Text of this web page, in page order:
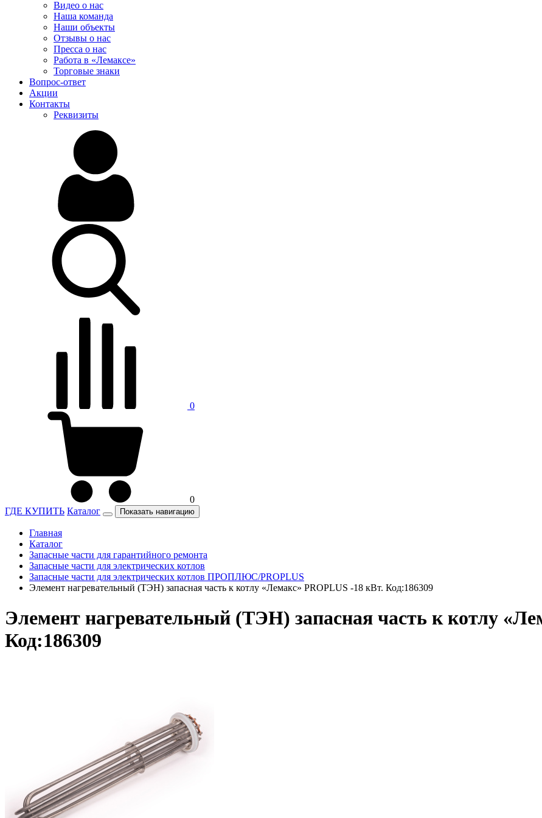
Видео о нас
Наша команда
Наши объекты
Отзывы о нас
Пресса о нас
Работа в «Лемаксе»
Торговые знаки
Вопрос-ответ
Акции
Контакты
Реквизиты
0
0
ГДЕ КУПИТЬ Каталог Показать навигацию
Главная
Каталог
Запасные части для гарантийного ремонта
Запасные части для электрических котлов
Запасные части для электрических котлов ПРОПЛЮС/PROPLUS
Элемент нагревательный (ТЭН) запасная часть к котлу «Лемакс» PROPLUS -18 кВт. Код:186309
Элемент нагревательный (ТЭН) запасная часть к котлу
Код:186309